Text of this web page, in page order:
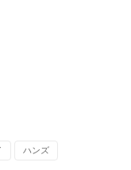
ハンズ